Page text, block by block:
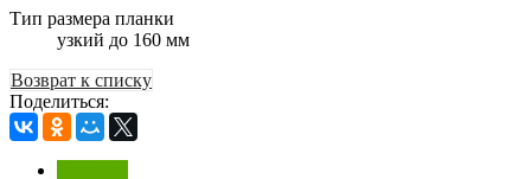
Тип размера планки
узкий до 160 мм
Возврат к списку
Поделиться: